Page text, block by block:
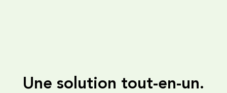
Une solution tout-en-un.